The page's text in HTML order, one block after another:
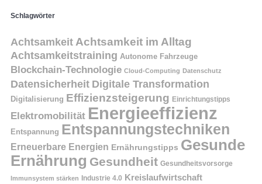
Schlagwörter
Achtsamkeit Achtsamkeit im Alltag
Achtsamkeitstraining Autonome Fahrzeuge
Blockchain-Technologie Cloud-Computing Datenschutz
Datensicherheit Digitale Transformation
Digitalisierung Effizienzsteigerung Einrichtungstipps
Elektromobilität Energieeffizienz
Entspannung Entspannungstechniken
Erneuerbare Energien Ernährungstipps Gesunde
Ernährung Gesundheit Gesundheitsvorsorge
Immunsystem stärken Industrie 4.0 Kreislaufwirtschaft